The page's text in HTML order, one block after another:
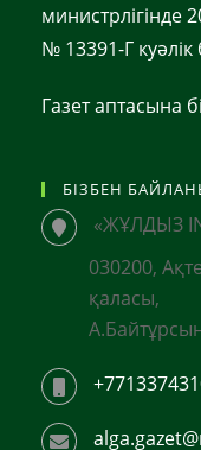
министрлігінде
№ 13391-Г куәлік
Газет аптасына
БІЗБЕН
«ЖҰЛДЫЗ
030200,
қаласы,